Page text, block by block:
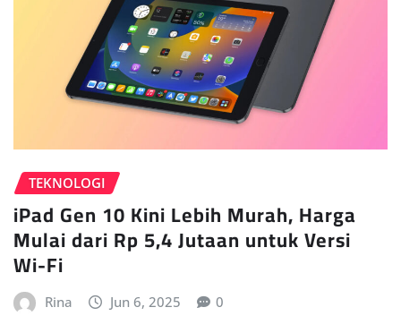
TEKNOLOGI
iPad Gen 10 Kini Lebih Murah, Harga
Mulai dari Rp 5,4 Jutaan untuk Versi
Wi-Fi
Rina Jun 6, 2025 0